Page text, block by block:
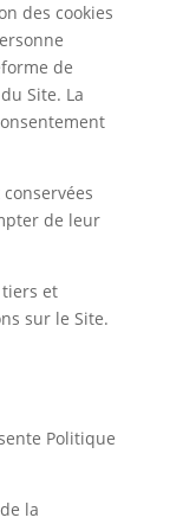
des cookies
de
Site. La
de leur
et
sur le Site.
Politique
la